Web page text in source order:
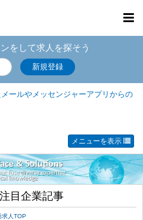
をして求人を探そう
新規登録
ールやメッセンジャーアプリからの
メニューを表示
目企業記事
求人TOP